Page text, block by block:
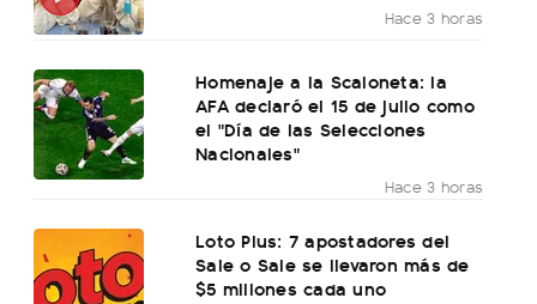
Hace 3 horas
Homenaje a la Scaloneta: la
AFA declaró el 15 de julio como
el "Día de las Selecciones
Nacionales"
Hace 3 horas
Loto Plus: 7 apostadores del
Sale o Sale se llevaron más de
$5 millones cada uno